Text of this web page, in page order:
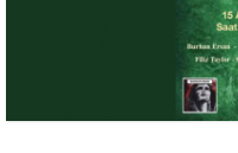
24